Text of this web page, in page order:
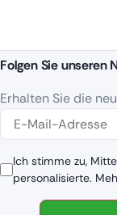
Folgen Sie unseren
Erhalten Sie die
Ich stimme zu,
personalisierte.